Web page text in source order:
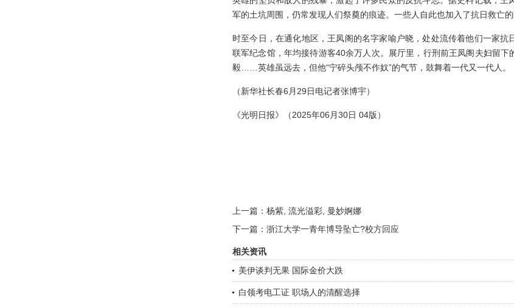
军的土坑周围，仍常发现人们祭奠的痕迹。一些人自此也加入了抗日救亡的
时至今日，在通化地区，王凤阁的名字家喻户晓，处处流传着他们一家
联军纪念馆，年均接待游客40余万人次。展厅里，行刑前王凤阁夫妇留
毅……英雄虽远去，但他“宁碎头颅不作奴”的气节，鼓舞着一代又一代人。
（新华社长春6月29日电记者张博宇）
《光明日报》（2025年06月30日 04版）
上一篇： 杨紫, 流光溢彩, 曼妙婀娜
下一篇： 浙江大学一青年博导坠亡?校方回应
相关资讯
美伊谈判无果 国际金价大跌
白领考电工证 职场人的清醒选择